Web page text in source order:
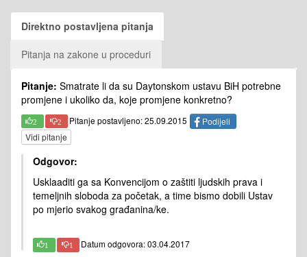
Direktno postavljena pitanja
Pitanja na zakone u proceduri
Pitanje: Smatrate li da su Daytonskom ustavu BiH potrebne
promjene i ukoliko da, koje promjene konkretno?
2 2 Pitanje postavljeno: 25.09.2015
Podijeli
Vidi pitanje
Odgovor:
Usklaaditi ga sa Konvencijom o zaštiti ljudskih prava i
temeljnih sloboda za početak, a time bismo dobili Ustav
po mjerio svakog građanina/ke.
1 1 Datum odgovora: 03.04.2017